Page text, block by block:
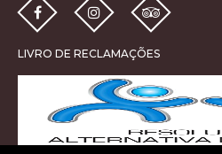
LIVRO DE RECLAMAÇÕES